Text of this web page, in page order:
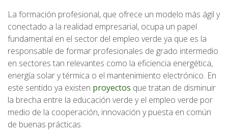
La formación profesional, que ofrece un modelo más ágil y
conectado a la realidad empresarial, ocupa un papel
fundamental en el sector del empleo verde ya que es la
responsable de formar profesionales de grado intermedio
en sectores tan relevantes como la eficiencia energética,
energía solar y térmica o el mantenimiento electrónico. En
este sentido ya existen proyectos que tratan de disminuir
la brecha entre la educación verde y el empleo verde por
medio de la cooperación, innovación y puesta en común
de buenas prácticas.